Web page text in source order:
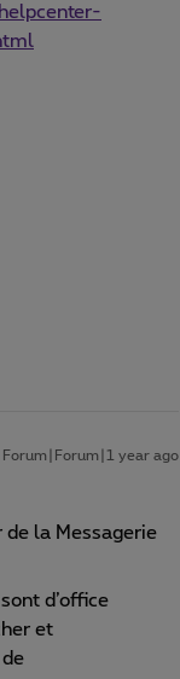
Forum|Forum|1 year ago
de la Messagerie
d’office
et